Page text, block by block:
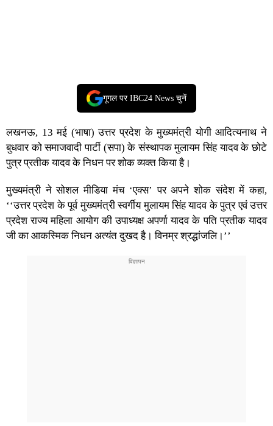
गूगल पर IBC24 News चुनें
लखनऊ, 13 मई (भाषा) उत्तर प्रदेश के मुख्यमंत्री योगी आदित्यनाथ ने
बुधवार को समाजवादी पार्टी (सपा) के संस्थापक मुलायम सिंह यादव के छोटे
पुत्र प्रतीक यादव के निधन पर शोक व्यक्त किया है।
मुख्यमंत्री ने सोशल मीडिया मंच ‘एक्स’ पर अपने शोक संदेश में कहा,
‘‘उत्तर प्रदेश के पूर्व मुख्यमंत्री स्वर्गीय मुलायम सिंह यादव के पुत्र एवं उत्तर
प्रदेश राज्य महिला आयोग की उपाध्यक्ष अपर्णा यादव के पति प्रतीक यादव
जी का आकस्मिक निधन अत्यंत दुखद है। विनम्र श्रद्धांजलि।’’